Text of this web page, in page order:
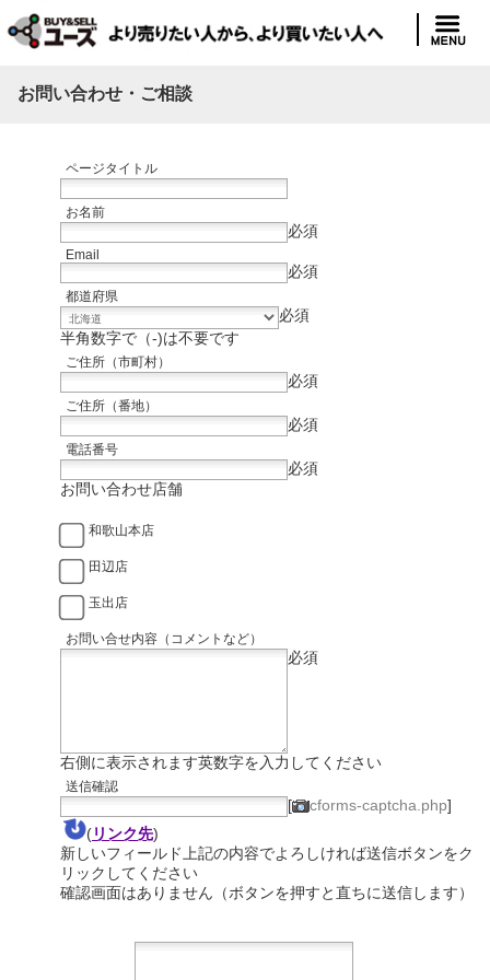
お問い合わせ・ご相談
ページタイトル
お名前
必須
Email
必須
都道府県
必須
半角数字で（-)は不要です
ご住所（市町村）
必須
ご住所（番地）
必須
電話番号
必須
お問い合わせ店舗
和歌山本店
田辺店
玉出店
お問い合せ内容（コメントなど）
必須
右側に表示されます英数字を入力してください
送信確認
[ cforms-captcha.php]
(リンク先)
新しいフィールド上記の内容でよろしければ送信ボタンをク
リックしてください
確認画面はありません（ボタンを押すと直ちに送信します）